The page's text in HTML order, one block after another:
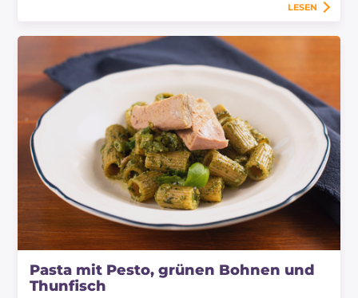
LESEN
Pasta mit Pesto, grünen Bohnen und
Thunfisch